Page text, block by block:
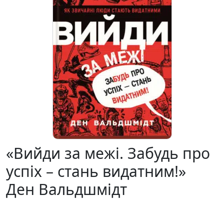
«Вийди за межі. Забудь про
успіх – стань видатним!»
Ден Вальдшмідт